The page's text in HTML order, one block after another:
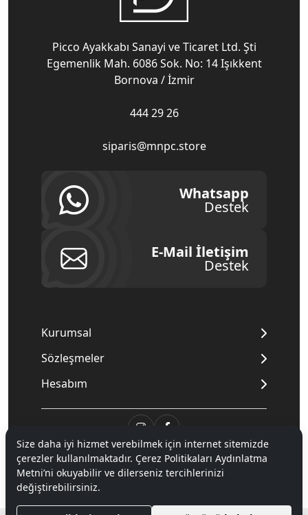
Picco Ayakkabı Sanayi ve Ticaret Ltd. Şti
Egemenlik Mah. 6086 Sok. No: 14 Işıkkent
Bornova / İzmir
444 29 26
siparis@mnpc.store
Whatsapp
Destek
E-Mail İletişim
Destek
Kurumsal
Sözleşmeler
Hesabım
© 2020Mnpc. Tüm hakları saklıdır.
Size daha iyi hizmet verebilmek için internet sitemizde
çerezler kullanılmaktadır. Çerez Politikaları Aydınlatma
Metni’ni okuyabilir ve dilerseniz tercihlerinizi
değiştirebilirsiniz.